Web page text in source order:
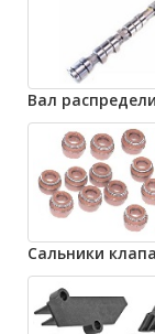
Вал
Сальники